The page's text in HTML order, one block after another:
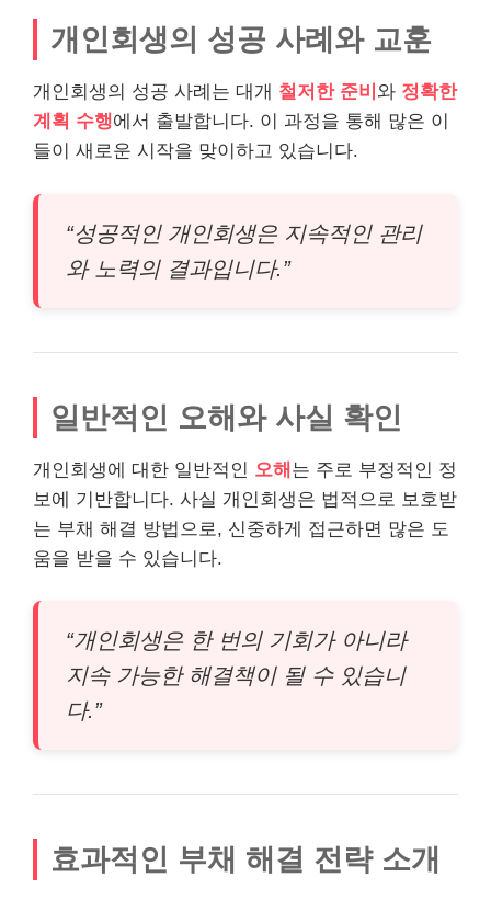
개인회생의 성공 사례와 교훈
개인회생의 성공 사례는 대개 철저한 준비 와 정확한
계획 수행에서 출발합니다. 이 과정을 통해 많은 이
들이 새로운 시작을 맞이하고 있습니다.
“성공적인 개인회생은 지속적인 관리
와 노력의 결과입니다.”
일반적인 오해와 사실 확인
개인회생에 대한 일반적인 오해 는 주로 부정적인 정
보에 기반합니다. 사실 개인회생은 법적으로 보호받
는 부채 해결 방법으로, 신중하게 접근하면 많은 도
움을 받을 수 있습니다.
“개인회생은 한 번의 기회가 아니라
지속 가능한 해결책이 될 수 있습니
다.”
효과적인 부채 해결 전략 소개